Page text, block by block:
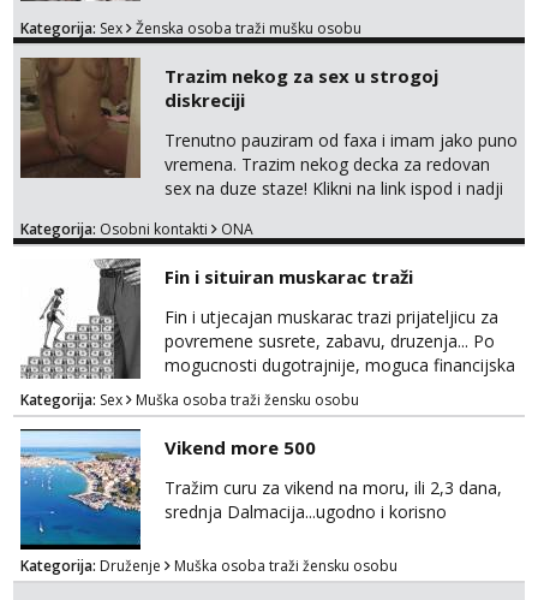
na sexdater link i javi mi se tamo....
Kategorija: Sex Ženska osoba traži mušku osobu
Trazim nekog za sex u strogoj
diskreciji
Trenutno pauziram od faxa i imam jako puno
vremena. Trazim nekog decka za redovan
sex na duze staze! Klikni na link ispod i nadji
Kategorija: Osobni kontakti ONA
Fin i situiran muskarac traži
Fin i utjecajan muskarac trazi prijateljicu za
povremene susrete, zabavu, druzenja... Po
mogucnosti dugotrajnije, moguca financijska
potpora!
Kategorija: Sex Muška osoba traži žensku osobu
Vikend more 500
Tražim curu za vikend na moru, ili 2,3 dana,
srednja Dalmacija...ugodno i korisno
Kategorija: Druženje Muška osoba traži žensku osobu